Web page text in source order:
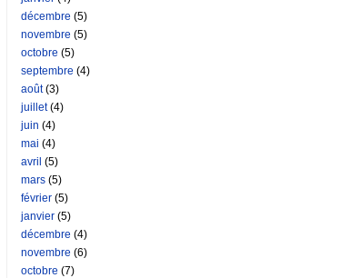
décembre (5)
novembre (5)
octobre (5)
septembre (4)
août(3)
juillet(4)
juin (4)
mai (4)
avril (5)
mars (5)
février (5)
janvier (5)
décembre (4)
novembre (6)
octobre (7)